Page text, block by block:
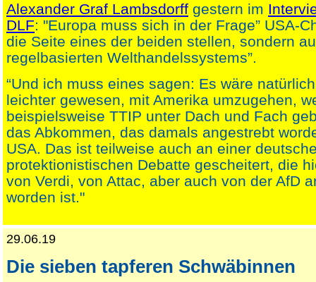
Alexander Graf Lambsdorff gestern im
DLF: "Europa muss sich in der Frage” USA-
die Seite eines der beiden stellen, sondern
regelbasierten Welthandelssystems”.
“Und ich muss eines sagen: Es wäre
leichter gewesen, mit Amerika umzugehen,
beispielsweise TTIP unter Dach und Fach
das Abkommen, das damals angestrebt
USA. Das ist teilweise auch an einer
protektionistischen Debatte gescheitert, die
von Verdi, von Attac, aber auch von der AfD
worden ist."
29.06.19
Die sieben tapferen Schwäbinnen